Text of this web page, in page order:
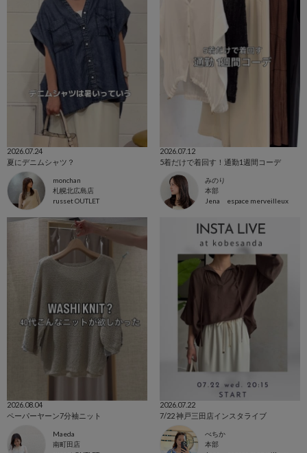
2026.07.24
夏にデニムシャツ？
monchan
札幌北広島店
russet OUTLET
2026.07.12
5着だけで着回す！通勤1週間コーデ
みのり
本部
Jena espace merveilleux
2026.08.04
ペーパーヤーン7分袖ニット
Maeda
南町田店
2026.07.22
7/22 神戸三田店インスタライブ
べちか
本部